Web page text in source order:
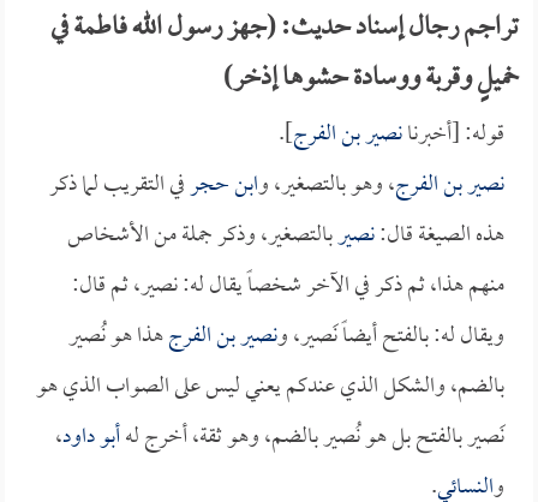
تراجم رجال إسناد حديث: (جهز رسول الله فاطمة في
خميلٍ وقربة ووسادة حشوها إذخر)
قوله: [أخبرنانصير بن الفرج].
نصير بن الفرج، وهو بالتصغير، وابن حجرفي التقريب لما ذكر
هذه الصيغة قال:نصيربالتصغير، وذكر جملة من الأشخاص
منهم هذا، ثم ذكر في الآخر شخصاً يقال له: نصير، ثم قال:
ويقال له: بالفتح أيضاً نَصير، ونصير بن الفرجهذا هو نُصير
بالضم، والشكل الذي عندكم يعني ليس على الصواب الذي هو
نَصير بالفتح بل هو نُصير بالضم، وهو ثقة، أخرج لهأبو داود،
والنسائي.